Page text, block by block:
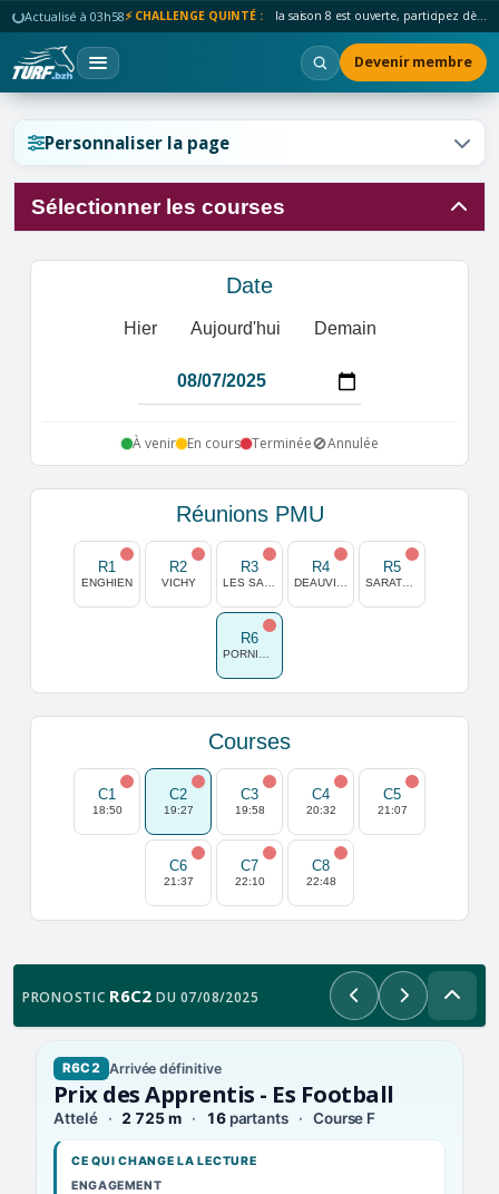
Actualisé à 03h58⚡ CHALLENGE QUINTÉ : la saison 8 est ouverte, participez dès maintenant !
Devenir membre
Personnaliser la page
Sélectionner les courses
Date
Hier Aujourd'hui Demain
À venir En cours Terminée🚫Annulée
Réunions PMU
R1
ENGHIEN
R2
VICHY
R3 R4 R5
R6
Courses
C1
18:50
C2
19:27
C3
19:58
C4
20:32
C5
21:07
C6
21:37
C7
22:10
C8
22:48
PRONOSTIC R6C2 DU 07/08/2025 PrécédentSuivant
R6C2 Arrivée définitive
Prix des Apprentis - Es Football
Attelé 2 725 m 16partants Course F
CE QUI CHANGE LA LECTURE
ENGAGEMENT
Réinitialiser l'affichage ?
Réinitialiser